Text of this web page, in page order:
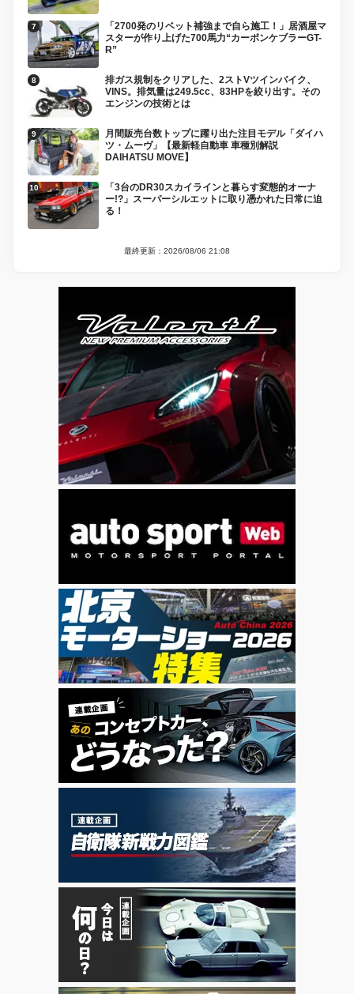
「2700発のリベット補強まで自ら施工！」居酒屋マ
スターが作り上げた700馬力“カーボンケブラーGT-
R”
排ガス規制をクリアした、2ストVツインバイク、
VINS。排気量は249.5cc、83HPを絞り出す。その
エンジンの技術とは
月間販売台数トップに躍り出た注目モデル「ダイハ
ツ・ムーヴ」【最新軽自動車 車種別解説
DAIHATSU MOVE】
「3台のDR30スカイラインと暮らす変態的オーナ
ー!?」スーパーシルエットに取り憑かれた日常に迫
る！
最終更新：2026/08/06 21:08